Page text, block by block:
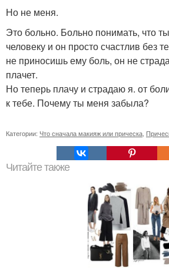
Но не меня.
Это больно. Больно понимать, что
человеку и он просто счастлив без
не приносишь ему боль, он не
плачет.
Но теперь плачу и страдаю я. от
к тебе. Почему ты меня забыла?
Категории: Что сначала макияж или прическа
Читайте также